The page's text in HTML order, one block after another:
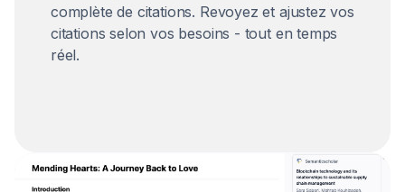
complète de citations. Revoyez et ajustez vos
citations selon vos besoins - tout en temps
réel.